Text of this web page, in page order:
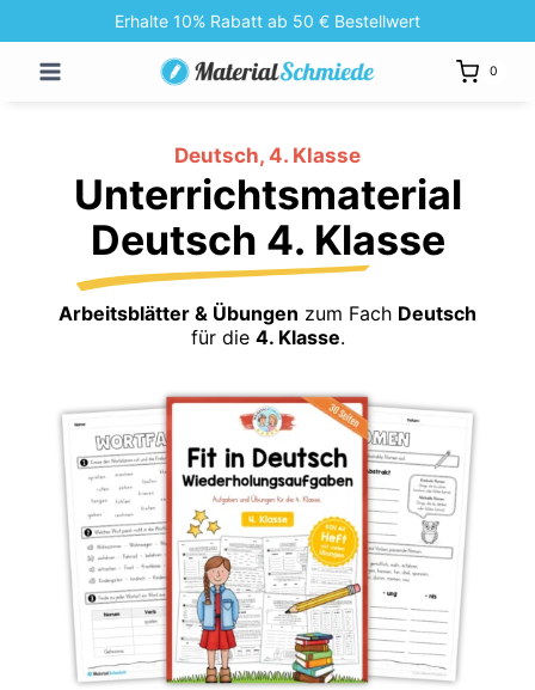
Inhalt
springen
Erhalte 10% Rabatt ab 50 € Bestellwert
0
Deutsch, 4. Klasse
Unterrichtsmaterial
Deutsch 4. Klasse
Arbeitsblätter & Übungen zum Fach Deutsch
für die 4. Klasse.